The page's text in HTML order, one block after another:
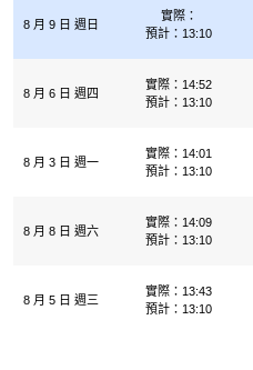
8 月 9 日 週日
實際：
預計：13:10
8 月 6 日 週四
實際：14:52
預計：13:10
8 月 3 日 週一
實際：14:01
預計：13:10
8 月 8 日 週六
實際：14:09
預計：13:10
8 月 5 日 週三
實際：13:43
預計：13:10